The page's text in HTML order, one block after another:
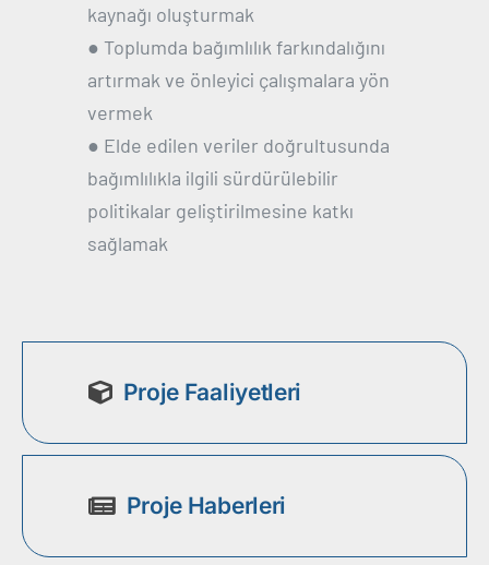
kaynağı oluşturmak
● Toplumda bağımlılık farkındalığını
artırmak ve önleyici çalışmalara yön
vermek
● Elde edilen veriler doğrultusunda
bağımlılıkla ilgili sürdürülebilir
politikalar geliştirilmesine katkı
sağlamak
Proje Faaliyetleri
Proje Haberleri